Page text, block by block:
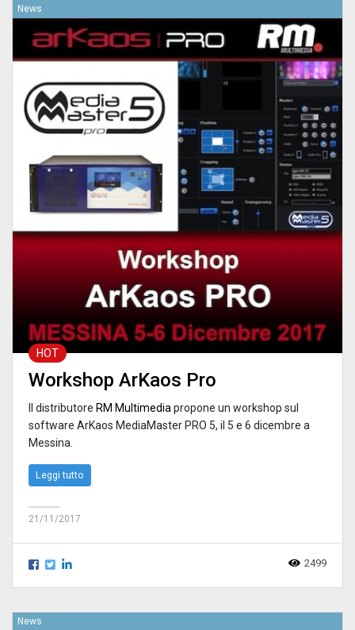
News
HOT
Workshop ArKaos Pro
Il distributore RM Multimedia propone un workshop sul
software ArKaos MediaMaster PRO 5, il 5 e 6 dicembre a
Messina.
Leggi tutto
21/11/2017
2499
News